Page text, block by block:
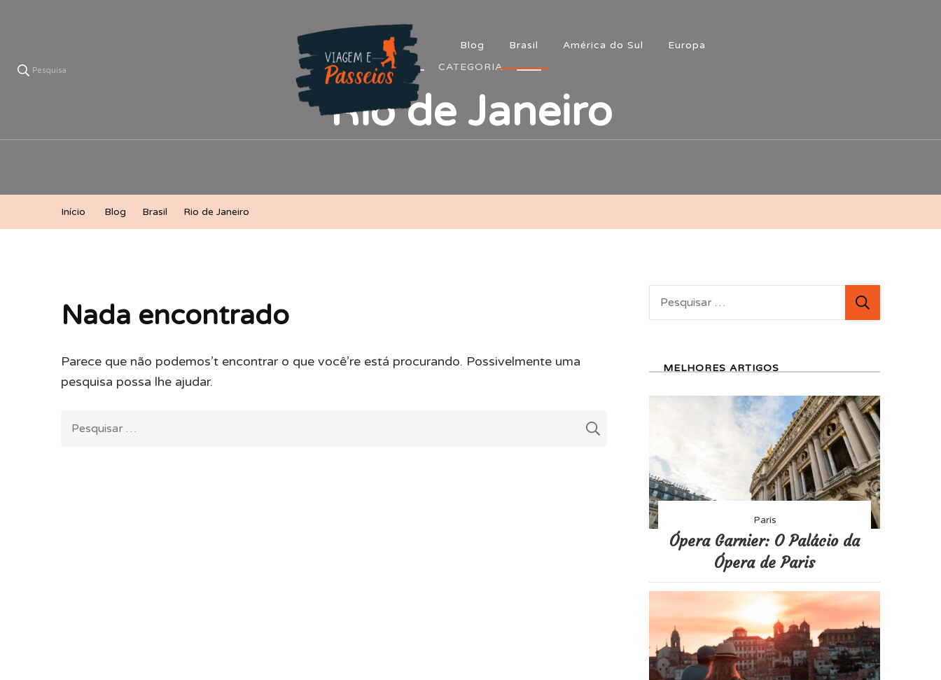
Pesquisa
Viagem e Passeios
Lá vem aventura!
Blog Brasil América do Sul
Europa
CATEGORIA
Rio de Janeiro
Início Blog Brasil Rio de Janeiro
Nada encontrado
Parece que não podemos’t encontrar o que você’re está procurando. Possivelmente uma
pesquisa possa lhe ajudar.
Pesquisar
MELHORES ARTIGOS
Paris
Ópera Garnier: O Palácio da
Ópera de Paris